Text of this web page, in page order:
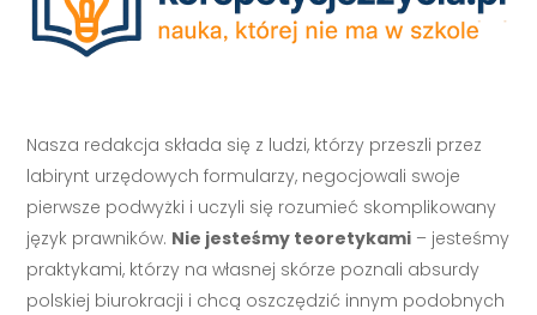
Nasza redakcja składa się z ludzi, którzy przeszli przez
labirynt urzędowych formularzy, negocjowali swoje
pierwsze podwyżki i uczyli się rozumieć skomplikowany
język prawników. Nie jesteśmy teoretykami – jesteśmy
praktykami, którzy na własnej skórze poznali absurdy
polskiej biurokracji i chcą oszczędzić innym podobnych